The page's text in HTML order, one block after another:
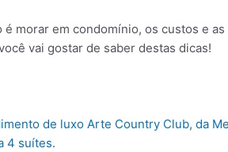
é morar em condomínio, os custos e
vai gostar de saber destas dicas!
de luxo Arte Country Club, da
4 suítes.